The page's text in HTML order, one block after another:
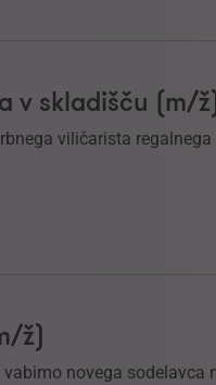
v skladišču (m/
viličarista
ž)
novega sodelavca